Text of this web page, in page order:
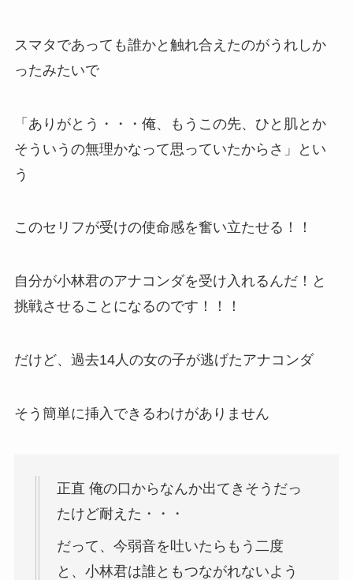
スマタであっても誰かと触れ合えたのがうれしか
ったみたいで
「ありがとう・・・俺、もうこの先、ひと肌とか
そういうの無理かなって思っていたからさ」とい
う
このセリフが受けの使命感を奮い立たせる！！
自分が小林君のアナコンダを受け入れるんだ！と
挑戦させることになるのです！！！
だけど、過去14人の女の子が逃げたアナコンダ
そう簡単に挿入できるわけがありません
正直 俺の口からなんか出てきそうだっ
たけど耐えた・・・
だって、今弱音を吐いたらもう二度
と、小林君は誰ともつながれないよう